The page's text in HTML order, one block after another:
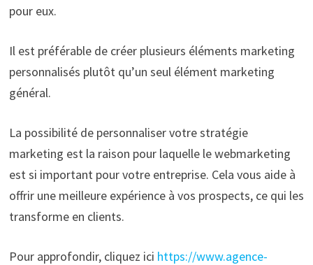
pour eux.
Il est préférable de créer plusieurs éléments marketing
personnalisés plutôt qu’un seul élément marketing
général.
La possibilité de personnaliser votre stratégie
marketing est la raison pour laquelle le webmarketing
est si important pour votre entreprise. Cela vous aide à
offrir une meilleure expérience à vos prospects, ce qui les
transforme en clients.
Pour approfondir, cliquez ici https://www.agence-